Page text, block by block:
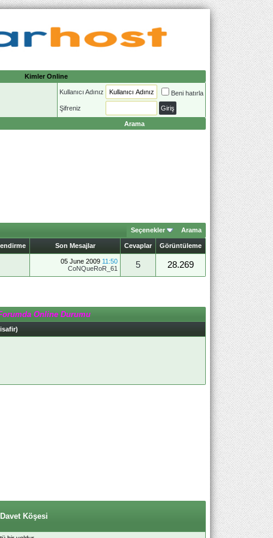
Kimler Online
Kullanıcı Adınız Beni hatırla
Şifreniz
Arama
Seçenekler Arama
Son Mesajlar Cevaplar Görüntüleme
05 June 2009 11:50
CoNQueRoR_61
5 28.269
Online Durumu
Köşesi